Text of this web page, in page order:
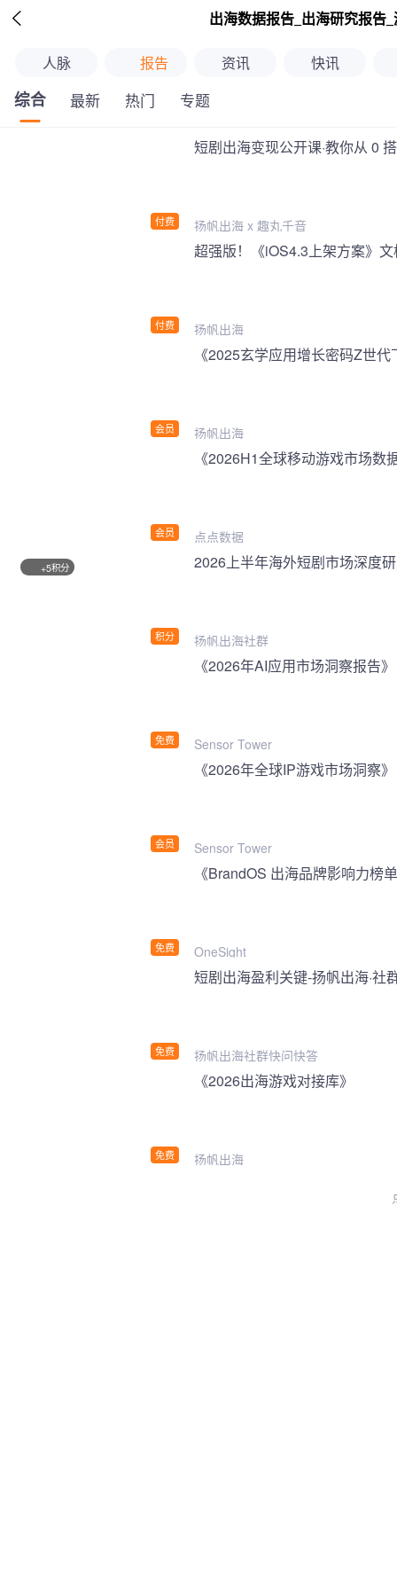
 出海数据报告_出海研究报告
人脉 报告 资讯 快讯
综合 最新 热门 专题
付费
短剧出海变现公开课·教你从 0
扬帆出海 x 趣丸千音
付费 扬帆出海
会员
《2025玄学应用增长密码Z世
扬帆出海
会员
《2026H1全球移动游戏市场数
点点数据
+5积分
积分
2026上半年海外短剧市场深度
扬帆出海社群
免费
《2026年AI应用市场洞察报告》
Sensor Tower
会员
《2026年全球IP游戏市场洞察》
Sensor Tower
免费
《BrandOS 出海品牌影响力榜
OneSight
免费
短剧出海盈利关键-扬帆出海·社
扬帆出海社群快问快答
免费
《2026出海游戏对接库》
扬帆出海